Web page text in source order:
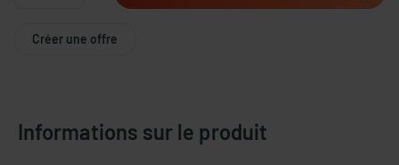
Créer une offre
Informations sur le produit